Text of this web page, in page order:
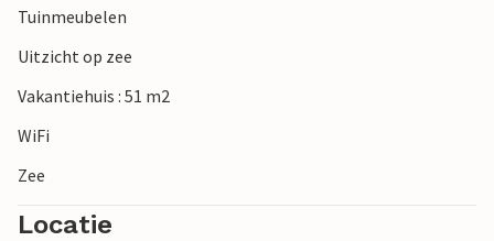
Tuinmeubelen
Uitzicht op zee
Vakantiehuis : 51 m2
WiFi
Zee
Locatie